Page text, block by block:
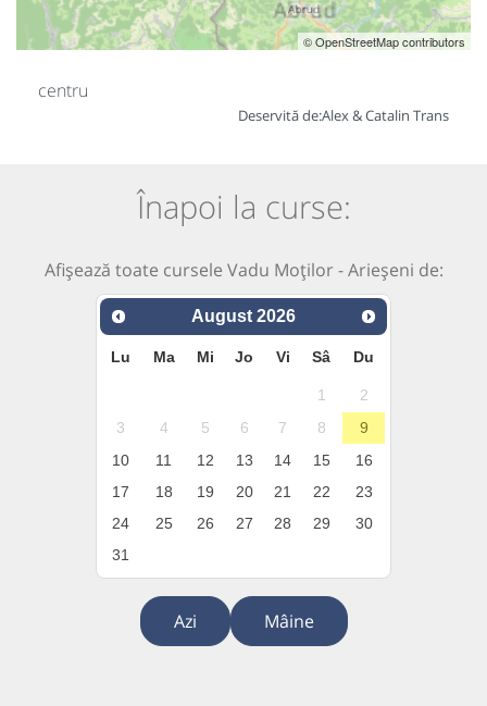
© OpenStreetMap contributors
centru
Deservită de:Alex & Catalin Trans
Înapoi la curse:
Afișează toate cursele Vadu Moților - Arieșeni de:
August 2026
Lu Ma Mi Jo Vi Sâ Du
1
2
3
4 5 6 7 8
9
10
11 12 13 14 15
16
17
18 19 20 21 22
23
24
25 26 27 28 29
30
31
Azi Mâine